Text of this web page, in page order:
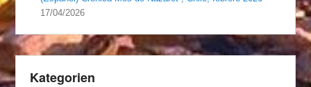
17/04/2026
Kategorien